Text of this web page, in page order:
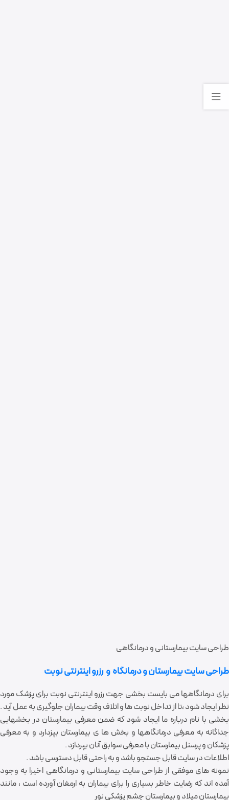
طراحی سایت بیمارستانی و درمانگاهی
طراحی سایت بیمارستان و درمانگاه و رزرو اینترنتی نوبت
برای درمانگاهها می بایست بخشی جهت رزرو اینترنتی نوبت برای پزشک مورد
نظر ایجاد شود ،تا از تداخل نوبت ها و اتلاف وقت بیماران جلوگیری به عمل آید .
بخشی با نام درباره ما ایجاد شود که ضمن معرفی بیمارستان در بخشهایی
جداگانه به معرفی درمانگاهها و بخش ها ی بیمارستان بپزدارد و به معرفی
پزشکان و پرسنل بیمارستان با معرفی سوابق آنان بپردازد .
اطلاعات در سایت قابل جستجو باشد و به راحتی قابل دسترسی باشد .
نمونه های موفقی از طراحی سایت بیمارستانی و درمانگاهی اخیرا به وجود
آمده اند که رضایت خاطر بسیاری را برای بیماران به ارمغان آورده است ، مانند
بیمارستان میلاد و بیمارستان چشم پزشکی نور